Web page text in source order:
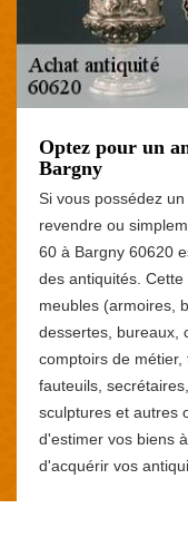
Optez pour un
Bargny
Si vous possédez
revendre ou
60 à Bargny 60620
des antiquités.
meubles (armoires,
dessertes, bureaux,
comptoirs de
fauteuils,
sculptures et autres
d'estimer vos biens
d'acquérir vos